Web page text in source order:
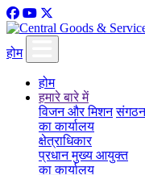
होम
होम
हमारे बारे में
विजन और मिशन संगठन
का कार्यालय
क्षेत्राधिकार
प्रधान मुख्य आयुक्त
का कार्यालय